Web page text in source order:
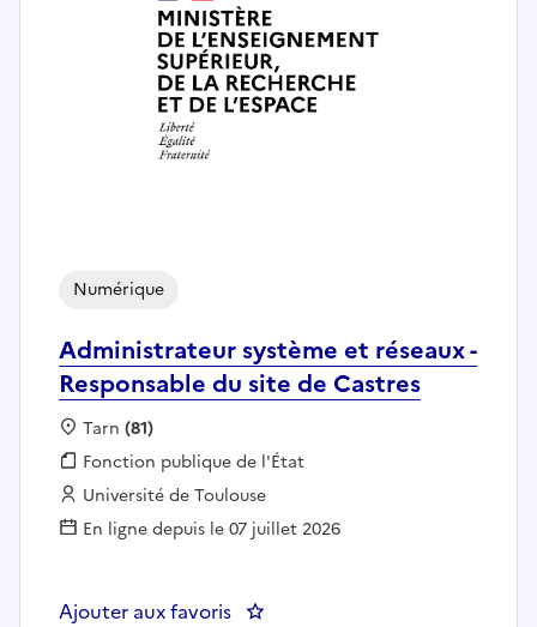
Administrateur système et réseaux -
Responsable du site de Castres
Numérique
Localisation :
Tarn (81)
Fonction publique :
Fonction publique de l'État
Employeur :
Université de Toulouse
En ligne depuis le 07 juillet 2026
Ajouter aux favoris : Administrateur système et